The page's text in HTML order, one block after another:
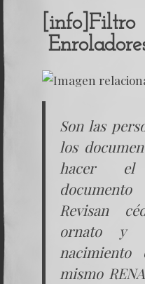
Son las
los
hacer
Revisan
ornato y
mismo